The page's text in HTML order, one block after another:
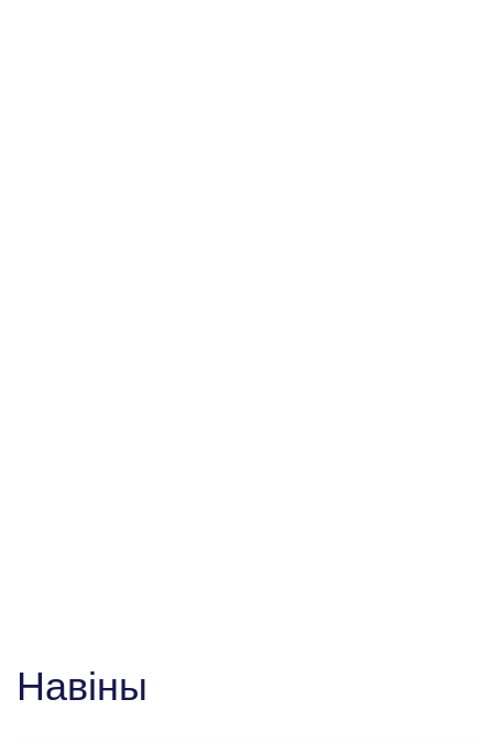
Навіны